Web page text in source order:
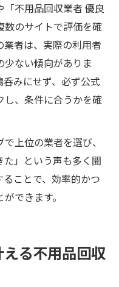
「不用品回収業者 優良
数のサイトで評価を確
者は、実際の利用者
ない傾向がありま
みにせず、必ず公式
し、条件に合うかを確
上位の業者を選び、
」という声も多く聞
ことで、効率的かつ
できます。
る不用品回収